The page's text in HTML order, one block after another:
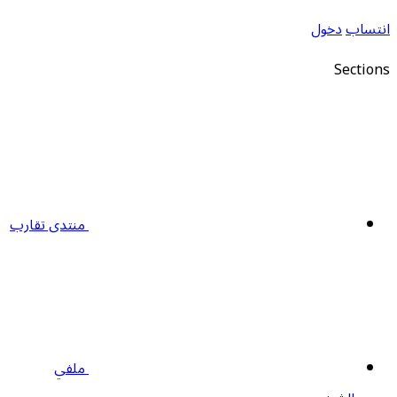
انتسابدخول
Sections
منتدى تقارب
ملفي